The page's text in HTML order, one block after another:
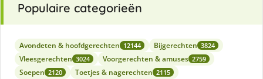
Populaire categorieën
Avondeten & hoofdgerechten 12144 Bijgerechten 3824
Vleesgerechten 3024 Voorgerechten & amuses 2759
Soepen 2120 Toetjes & nagerechten 2115